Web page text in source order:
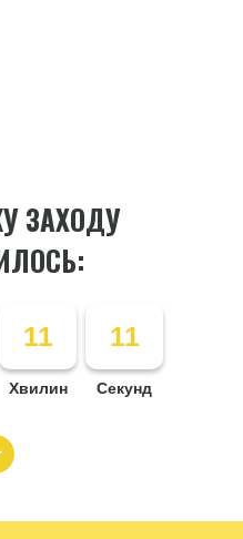
ЗАХОДУ
11
Хвилин
11
Секунд